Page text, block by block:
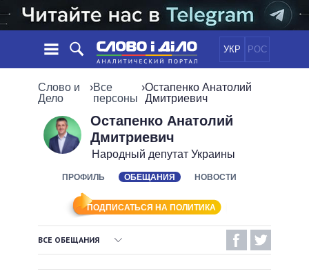
УКР РОС
НОВОСТИ
ЛЕНТА
СОБЫТИЯ
МНЕНИЯ
ОБЗОРЫ
ДАЙДЖЕСТЫ
ПОЛИТИКА
ЭКОНОМИКА
ОБЩЕСТВО
МИР
ОБЕЩАНИЯ
ПОЛИТИКИ
ВСЕ ПОЛИТИКИ
ПРЕЗИДЕНТ И ОФИС
ВЕРХОВНАЯ РАДА
КАБИНЕТ МИНИСТРОВ
ИНФОГРАФИКА
ВИДЕО
ПОДДЕРЖАТЬ
СРАВНЕНИЕ ПОЛИТИКОВ
Слово и
Дело
›Все
персоны
›Остапенко Анатолий
Дмитриевич
Остапенко Анатолий
Дмитриевич
Народный депутат Украины
ПРОФИЛЬ ОБЕЩАНИЯ НОВОСТИ
ПОДПИСАТЬСЯ НА ПОЛИТИКА
ВСЕ ОБЕЩАНИЯ